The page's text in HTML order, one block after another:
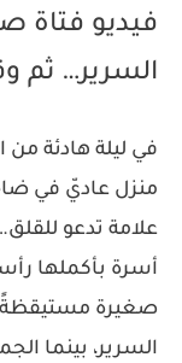
فيديو فتاة
السرير… ثم
منزل عاديّ في
علامة تدعو
أسرة بأكملها
صغيرة مستيقظةً
السرير، بينما